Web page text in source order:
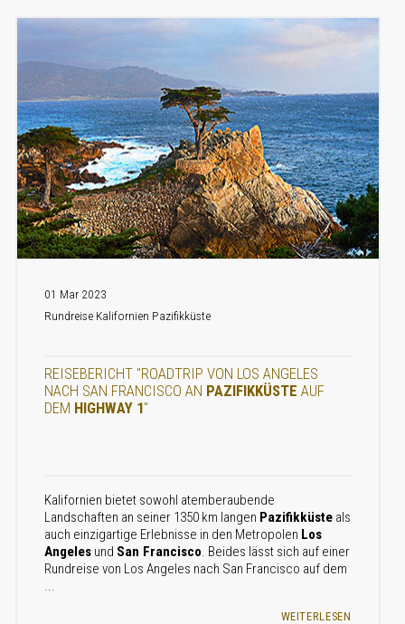
01 Mar 2023
Rundreise Kalifornien Pazifikküste
REISEBERICHT "ROADTRIP VON LOS ANGELES
NACH SAN FRANCISCO AN PAZIFIKKÜSTE AUF
DEM HIGHWAY 1"
Kalifornien bietet sowohl atemberaubende
Landschaften an seiner 1350 km langen Pazifikküste als
auch einzigartige Erlebnisse in den Metropolen Los
Angeles und San Francisco. Beides lässt sich auf einer
Rundreise von Los Angeles nach San Francisco auf dem
...
WEITERLESEN